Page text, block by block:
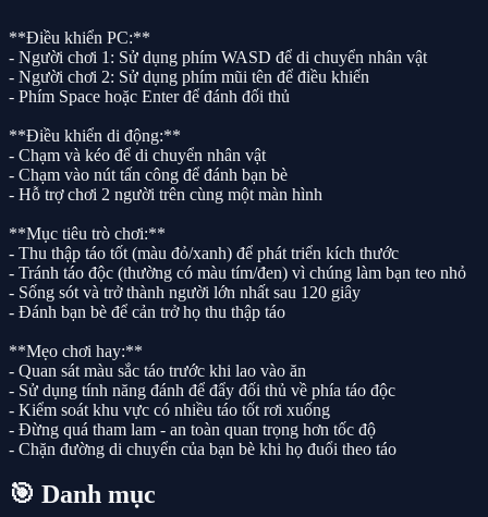
**Điều khiển PC:**
- Người chơi 1: Sử dụng phím WASD để di chuyển nhân vật
- Người chơi 2: Sử dụng phím mũi tên để điều khiển
- Phím Space hoặc Enter để đánh đối thủ
**Điều khiển di động:**
- Chạm và kéo để di chuyển nhân vật
- Chạm vào nút tấn công để đánh bạn bè
- Hỗ trợ chơi 2 người trên cùng một màn hình
**Mục tiêu trò chơi:**
- Thu thập táo tốt (màu đỏ/xanh) để phát triển kích thước
- Tránh táo độc (thường có màu tím/đen) vì chúng làm bạn teo nhỏ
- Sống sót và trở thành người lớn nhất sau 120 giây
- Đánh bạn bè để cản trở họ thu thập táo
**Mẹo chơi hay:**
- Quan sát màu sắc táo trước khi lao vào ăn
- Sử dụng tính năng đánh để đẩy đối thủ về phía táo độc
- Kiểm soát khu vực có nhiều táo tốt rơi xuống
- Đừng quá tham lam - an toàn quan trọng hơn tốc độ
- Chặn đường di chuyển của bạn bè khi họ đuổi theo táo
🎯 Danh mục